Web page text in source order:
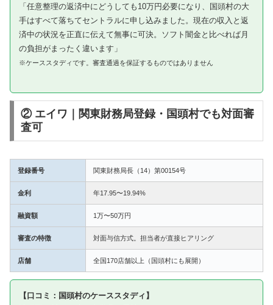
「任意整理の返済中にどうしても10万円必要になり、国頭村の大
手はすべて落ちてセントラルに申し込みました。現在の収入と返
済中の状況を正直に伝えて無事に可決。ソフト闇金と比べれば月
の負担がまったく違います」
※ケーススタディです。審査通過を保証するものではありません
② エイワ｜関東財務局登録・国頭村でも対面審
査可
登録番号 関東財務局長（14）第00154号
金利 年17.95〜19.94%
融資額 1万〜50万円
審査の特徴 対面与信方式。担当者が直接ヒアリング
店舗 全国170店舗以上（国頭村にも展開）
【口コミ：国頭村のケーススタディ】